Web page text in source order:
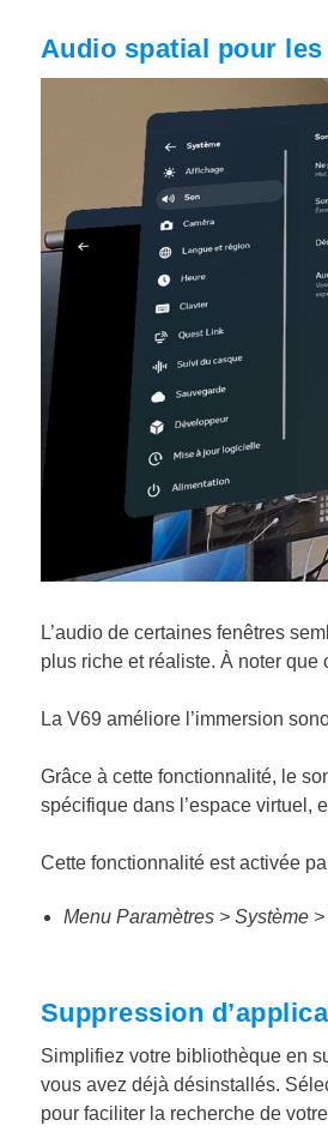
Audio spatial pour
L’audio de certaines fenêtres
plus riche et réaliste. À noter que
La V69 améliore l’immersion
Grâce à cette fonctionnalité, le
spécifique dans l’espace virtuel,
Cette fonctionnalité est activée
Menu Paramètres > Système
Suppression
Simplifiez votre bibliothèque en
vous avez déjà désinstallés.
pour faciliter la recherche de